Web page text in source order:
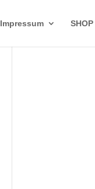
Impressum SHOP